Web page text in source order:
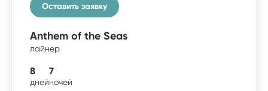
Оставить заявку
Anthem of the Seas
лайнер
8
дней
7
ночей